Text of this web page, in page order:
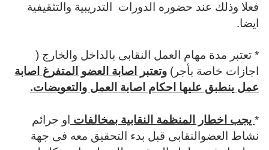
فعلا وذلك عند حضوره الدورات التدريبية والتثقيفية
ايضا.
* تعتبر مدة مهام العمل النقابى بالداخل والخارج (
اجازات خاصة بأجر) وتعتبر اصابة العضو المتفرغ اصابة
عمل ينطبق عليها احكام اصابة العمل والتعويضات.
*يجب اخطار المنظمة النقابية بمخالفات او جرائم
نشاط العضوالنقابى قبل بدء التحقيق معه فى جهة